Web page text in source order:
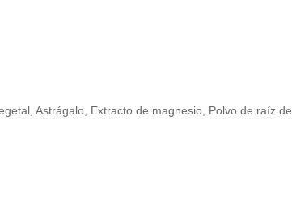
Astrágalo, Extracto de magnesio, Polvo de raíz de